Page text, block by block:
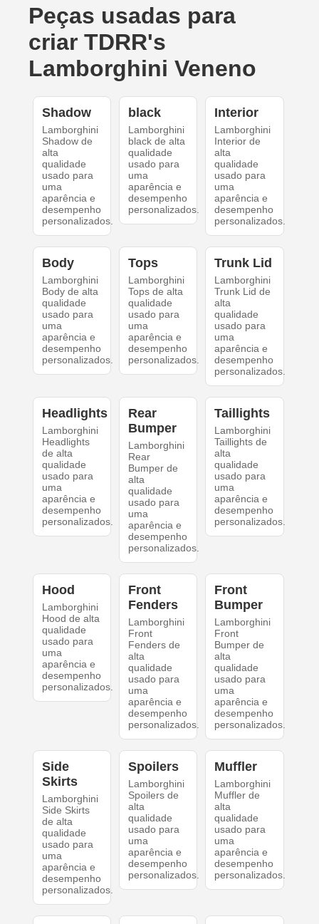
Peças usadas para
criar TDRR's
Lamborghini Veneno
Shadow
Lamborghini
Shadow de
alta
qualidade
usado para
uma
aparência e
desempenho
personalizados.
black
Lamborghini
black de alta
qualidade
usado para
uma
aparência e
desempenho
personalizados.
Interior
Lamborghini
Interior de
alta
qualidade
usado para
uma
aparência e
desempenho
personalizados.
Body
Lamborghini
Body de alta
qualidade
usado para
uma
aparência e
desempenho
personalizados.
Tops
Lamborghini
Tops de alta
qualidade
usado para
uma
aparência e
desempenho
personalizados.
Trunk Lid
Lamborghini
Trunk Lid de
alta
qualidade
usado para
uma
aparência e
desempenho
personalizados.
Headlights
Lamborghini
Headlights
de alta
qualidade
usado para
uma
aparência e
desempenho
personalizados.
Rear
Bumper
Lamborghini
Rear
Bumper de
alta
qualidade
usado para
uma
aparência e
desempenho
personalizados.
Taillights
Lamborghini
Taillights de
alta
qualidade
usado para
uma
aparência e
desempenho
personalizados.
Hood
Lamborghini
Hood de alta
qualidade
usado para
uma
aparência e
desempenho
personalizados.
Front
Fenders
Lamborghini
Front
Fenders de
alta
qualidade
usado para
uma
aparência e
desempenho
personalizados.
Front
Bumper
Lamborghini
Front
Bumper de
alta
qualidade
usado para
uma
aparência e
desempenho
personalizados.
Side
Skirts
Lamborghini
Side Skirts
de alta
qualidade
usado para
uma
aparência e
desempenho
personalizados.
Spoilers
Lamborghini
Spoilers de
alta
qualidade
usado para
uma
aparência e
desempenho
personalizados.
Muffler
Lamborghini
Muffler de
alta
qualidade
usado para
uma
aparência e
desempenho
personalizados.